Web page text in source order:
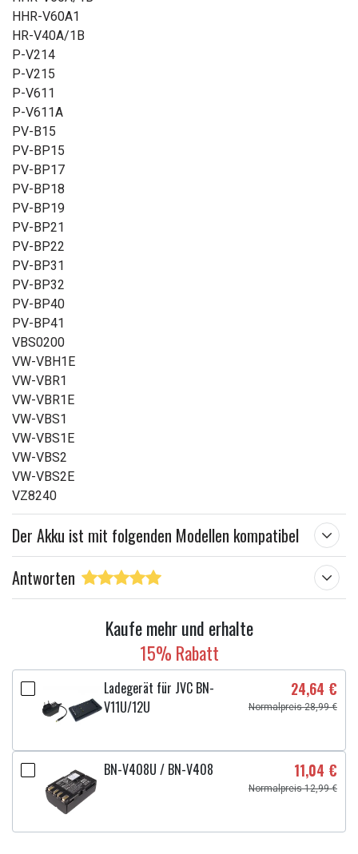
HHR-V60A1
HR-V40A/1B
P-V214
P-V215
P-V611
P-V611A
PV-B15
PV-BP15
PV-BP17
PV-BP18
PV-BP19
PV-BP21
PV-BP22
PV-BP31
PV-BP32
PV-BP40
PV-BP41
VBS0200
VW-VBH1E
VW-VBR1
VW-VBR1E
VW-VBS1
VW-VBS1E
VW-VBS2
VW-VBS2E
VZ8240
Der Akku ist mit folgenden Modellen kompatibel
Antworten
Kaufe mehr und erhalte
15% Rabatt
Ladegerät für JVC BN-
V11U/12U
24,64 €
Normalpreis 28,99 €
BN-V408U / BN-V408 11,04 €
Normalpreis 12,99 €